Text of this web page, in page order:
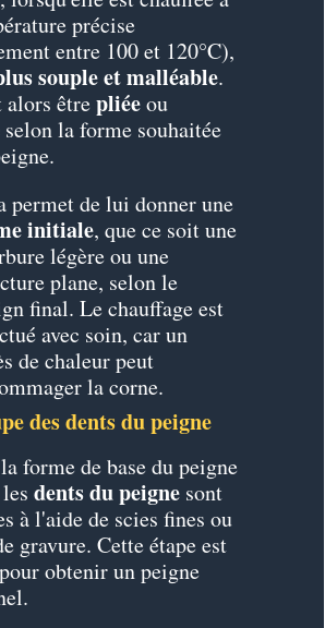
précise
entre 100 et 120°C),
souple et malléable.
êtrepliéeou
selon la forme souhaitée
permet de lui donner une
initiale, que ce soit une
légère ou une
plane, selon le
final. Le chauffage est
avec soin, car un
de chaleur peut
la corne.
des dents du peigne
forme de base du peigne
dents du peigne sont
à l'aide de scies fines ou
gravure. Cette étape est
obtenir un peigne